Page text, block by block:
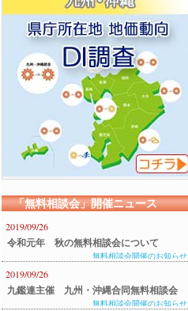
「無料相談会」開催ニュース
2019/09/26
令和元年 秋の無料相談会について
無料相談会開催のお知らせ
2019/09/26
九鑑連主催 九州・沖縄合同無料相談会
のご案内
無料相談会開催のお知らせ